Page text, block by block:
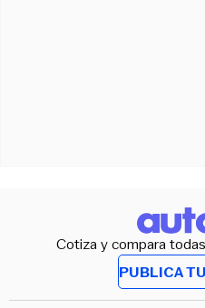
Cotiza y compara
PUBLICA